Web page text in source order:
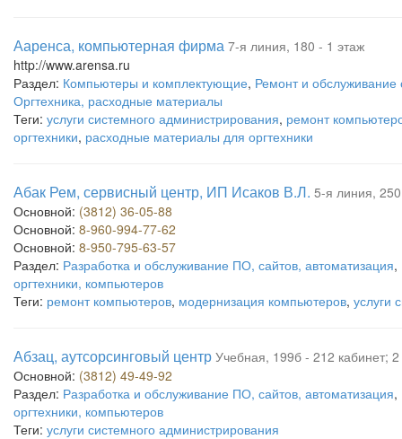
Ааренса, компьютерная фирма 7-я линия, 180 - 1 этаж
http://www.arensa.ru
Раздел: Компьютеры и комплектующие, Ремонт и обслуживание
Оргтехника, расходные материалы
Теги: услуги системного администрирования, ремонт
оргтехники, расходные материалы для оргтехники
Абак Рем, сервисный центр, ИП Исаков В.Л. 5-я линия, 250
Основной: (3812) 36-05-88
Основной: 8-960-994-77-62
Основной: 8-950-795-63-57
Раздел: Разработка и обслуживание ПО, сайтов, автоматизация,
оргтехники, компьютеров
Теги: ремонт компьютеров, модернизация компьютеров, услуги
Абзац, аутсорсинговый центр Учебная, 199б - 212 кабинет; 2
Основной: (3812) 49-49-92
Раздел: Разработка и обслуживание ПО, сайтов, автоматизация,
оргтехники, компьютеров
Теги: услуги системного администрирования